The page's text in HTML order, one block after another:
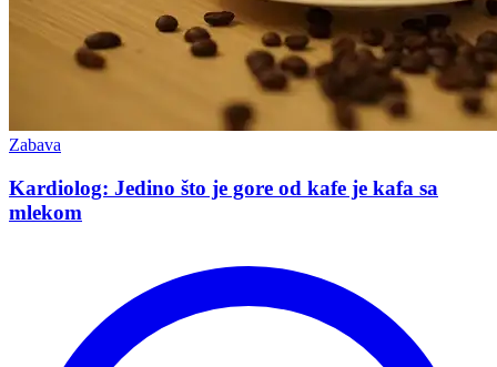
Zabava
Kardiolog: Jedino što je gore od kafe je kafa sa
mlekom